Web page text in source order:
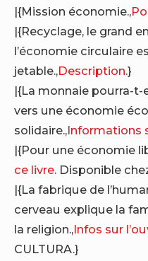
|{Mission économie.,
|{Recyclage, le grand
l’économie circulaire
jetable.,Description.}
|{La monnaie pourra-t-
vers une économie
solidaire.,Informations
|{Pour une économie
ce livre. Disponible
|{La fabrique de
cerveau explique la
la religion.,Infos sur
CULTURA.}